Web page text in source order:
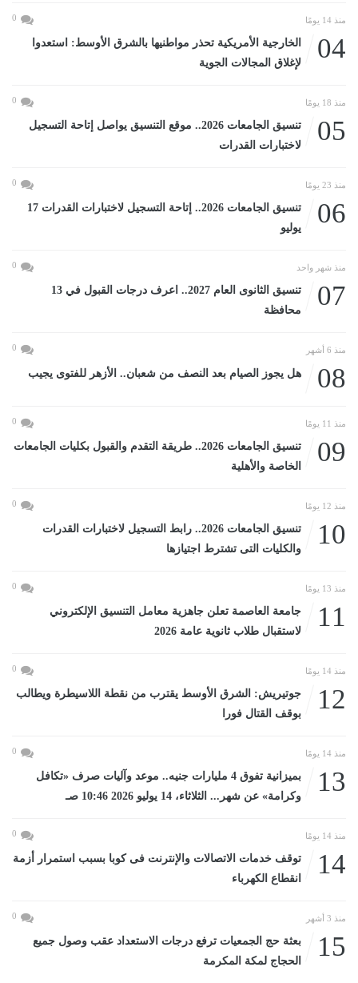
منذ 14 يومًا 0
04
الخارجية الأمريكية تحذر مواطنيها بالشرق الأوسط: استعدوا
لإغلاق المجالات الجوية
منذ 18 يومًا 0
05
تنسيق الجامعات 2026.. موقع التنسيق يواصل إتاحة التسجيل
لاختبارات القدرات
منذ 23 يومًا 0
06
تنسيق الجامعات 2026.. إتاحة التسجيل لاختبارات القدرات 17
يوليو
منذ شهر واحد 0
07
تنسيق الثانوى العام 2027.. اعرف درجات القبول في 13
محافظة
منذ 6 أشهر 0
08 هل يجوز الصيام بعد النصف من شعبان.. الأزهر للفتوى يجيب
منذ 11 يومًا 0
09
تنسيق الجامعات 2026.. طريقة التقدم والقبول بكليات الجامعات
الخاصة والأهلية
منذ 12 يومًا 0
10
تنسيق الجامعات 2026.. رابط التسجيل لاختبارات القدرات
والكليات التى تشترط اجتيازها
منذ 13 يومًا 0
11
جامعة العاصمة تعلن جاهزية معامل التنسيق الإلكتروني
لاستقبال طلاب ثانوية عامة 2026
منذ 14 يومًا 0
12
جوتيريش: الشرق الأوسط يقترب من نقطة اللاسيطرة ويطالب
بوقف القتال فورا
منذ 14 يومًا 0
13
بميزانية تفوق 4 مليارات جنيه.. موعد وآليات صرف «تكافل
وكرامة» عن شهر... الثلاثاء، 14 يوليو 2026 10:46 صـ
منذ 14 يومًا 0
14
توقف خدمات الاتصالات والإنترنت فى كوبا بسبب استمرار أزمة
انقطاع الكهرباء
منذ 3 أشهر 0
15
بعثة حج الجمعيات ترفع درجات الاستعداد عقب وصول جميع
الحجاج لمكة المكرمة